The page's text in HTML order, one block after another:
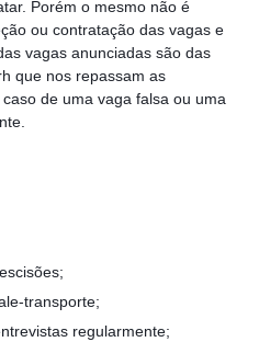
Porém o mesmo não é
ou contratação das vagas e
vagas anunciadas são das
que nos repassam as
de uma vaga falsa ou uma
transporte;
regularmente;